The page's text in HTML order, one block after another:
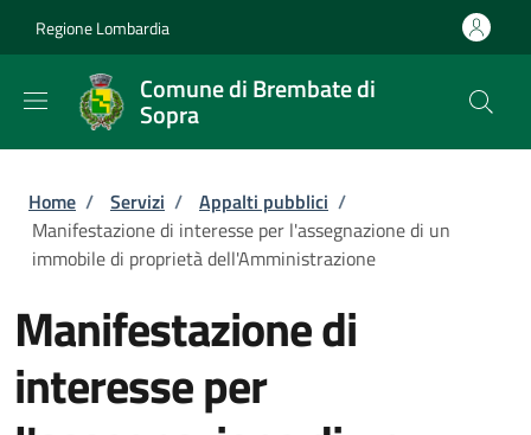
Regione Lombardia
Comune di Brembate di
Sopra
Briciole di pane
Home / Servizi / Appalti pubblici /
Manifestazione di interesse per l'assegnazione di un
immobile di proprietà dell'Amministrazione
Manifestazione di
interesse per